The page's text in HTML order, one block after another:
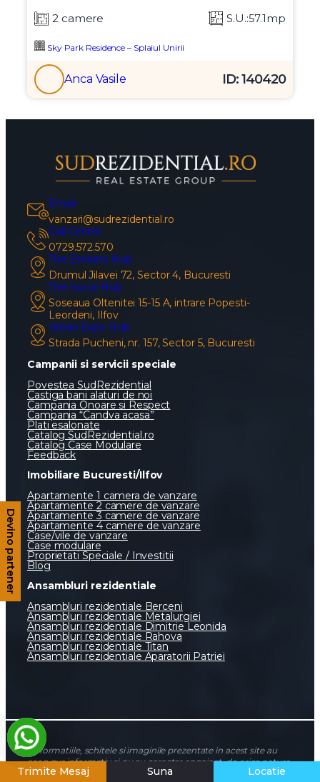
2 camere S.U.:57.1mp
Sky Park Residence – Splaiul Unirii
Anca Vasile ID: 140420
Email
vanzari@sudrezidential.ro
Call Center
0729.572.570
The Brokers Hub
Drumul Jilavei 72, Sector 4, Bucuresti
The Social Hub
Soseaua Oltenitei 15-15 A, intrare Popesti-
Leordeni, Ilfov
Urban Expo Hub
Strada Pucheni, nr. 157, Sector 5, Bucuresti
Campanii si servicii speciale
Povestea SudRezidential
Castiga bani alaturi de noi
Campania Onoare si Respect
Campania “Candva acasa”
Plati esalonate
Catalog SudRezidential.ro
Catalog Case Modulare
Feedback
Imobiliare Bucuresti/Ilfov
Apartamente 1 camera de vanzare
Apartamente 2 camere de vanzare
Apartamente 3 camere de vanzare
Apartamente 4 camere de vanzare
Case/vile de vanzare
Case modulare
Proprietati Speciale / Investitii
Blog
Ansambluri rezidentiale
Ansambluri rezidentiale Berceni
Ansambluri rezidentiale Metalurgiei
Ansambluri rezidentiale Dimitrie Leonida
Ansambluri rezidentiale Rahova
Ansambluri rezidentiale Titan
Ansambluri rezidentiale Aparatorii Patriei
*Informatiile, schitele si imaginile prezentate in acest site au
scop pur informativ si nu au caracter angajant, de orice natura,
pentru Sud Rezidential Real Estate SRL sau dezvoltatorii
Trimite Mesaj Suna Locatie
Devino partener